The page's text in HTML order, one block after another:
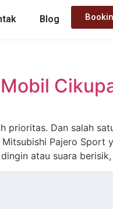
Blog
prioritas. Dan salah
Pajero Sport
atau suara